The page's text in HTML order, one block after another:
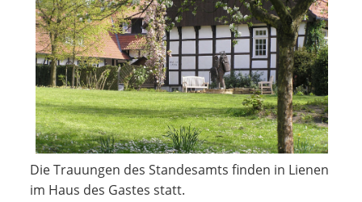
Die Trauungen des Standesamts finden in Lienen
im Haus des Gastes statt.